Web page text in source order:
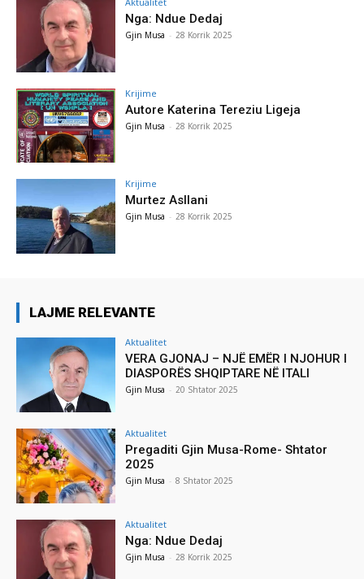
Nga: Ndue Dedaj
Gjin Musa - 28 Korrik 2025
Krijime
Autore Katerina Tereziu Ligeja
Gjin Musa - 28 Korrik 2025
Krijime
Murtez Asllani
Gjin Musa - 28 Korrik 2025
LAJME RELEVANTE
Aktualitet
VERA GJONAJ – NJË EMËR I NJOHUR I
DIASPORËS SHQIPTARE NË ITALI
Gjin Musa - 20 Shtator 2025
Aktualitet
Pregaditi Gjin Musa-Rome- Shtator
2025
Gjin Musa - 8 Shtator 2025
Aktualitet
Nga: Ndue Dedaj
Gjin Musa - 28 Korrik 2025